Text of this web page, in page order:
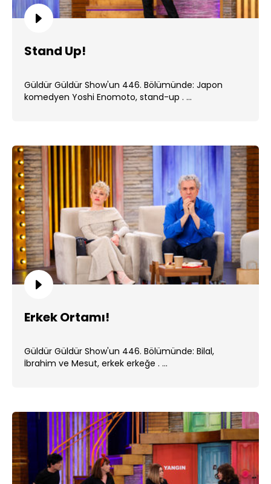
Stand Up!
Güldür Güldür Show'un 446. Bölümünde: Japon
komedyen Yoshi Enomoto, stand-up . ...
Erkek Ortamı!
Güldür Güldür Show'un 446. Bölümünde: Bilal,
İbrahim ve Mesut, erkek erkeğe . ...